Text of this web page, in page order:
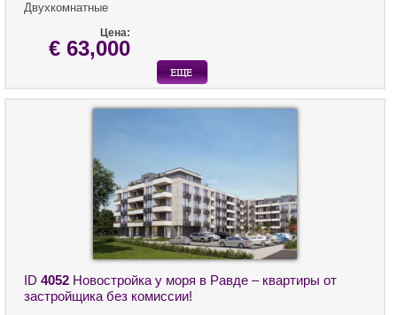
Двухкомнатные
Цена:
€ 63,000
ID 4052 Новостройка у моря в Равде – квартиры от
застройщика без комиссии!